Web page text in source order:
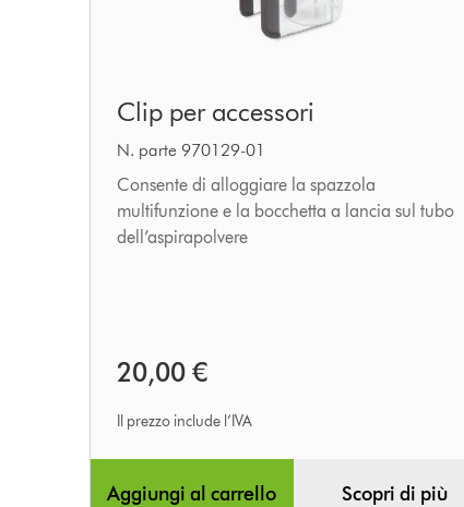
per
accessori
Clip per accessori
N. parte 970129-01
Consente di alloggiare la spazzola
multifunzione e la bocchetta a lancia sul tubo
dell’aspirapolvere
20,00 €
Il prezzo include l’IVA
Aggiungi al carrello Scopri di più